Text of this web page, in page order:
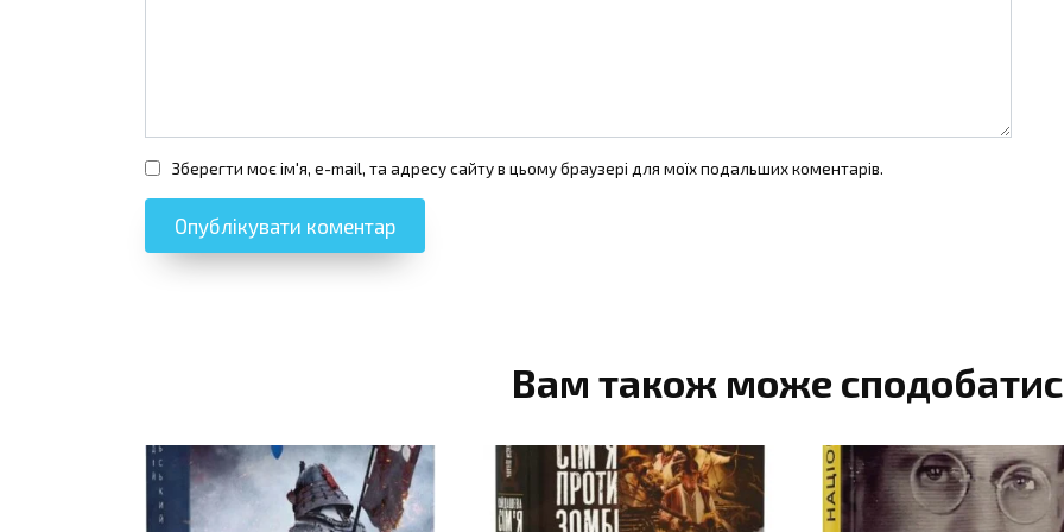
Зберегти моє ім'я, e-mail, та адресу сайту в цьому браузері для моїх подальших коментарів.
Вам також може